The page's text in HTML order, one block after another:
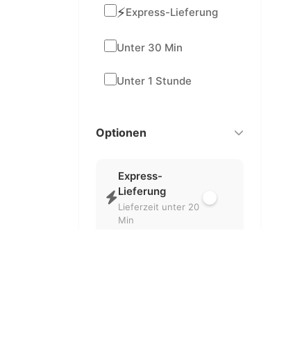
⚡Express-Lieferung
Unter 30 Min
Unter 1 Stunde
Optionen
Express-
Lieferung
Lieferzeit unter 20
Min